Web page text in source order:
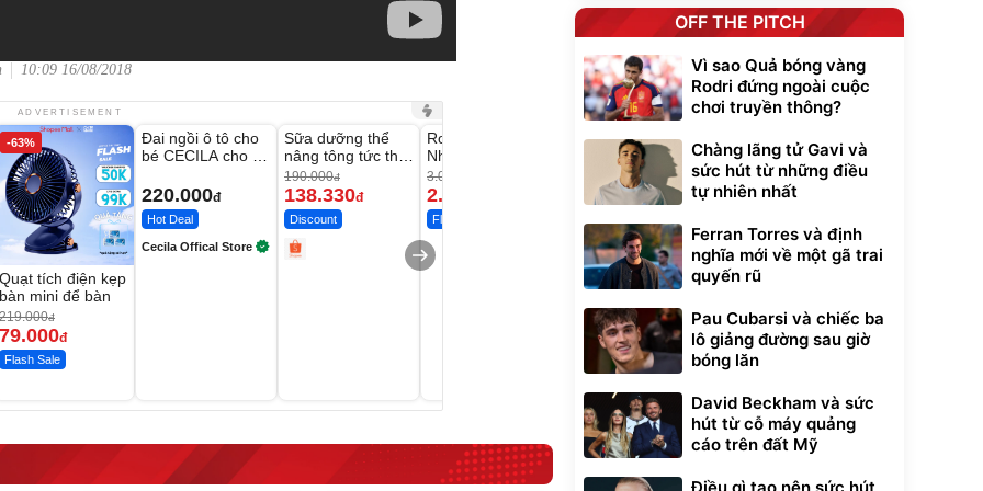
10:09 16/08/2018
ADVERTISEMENT
-63%
Quạt tích điện kẹp
bàn mini để bàn
219.000đ
79.000đ
Flash Sale
Đai ngồi ô tô cho
bé CECILA cho bé
220.000đ
Hot Deal
Cecila Offical Store
-27%
Sữa dưỡng thể
nâng tông tức thì
Vaseline Body
190.000đ
138.330đ
Discount
Robot Hút Bụi Lau
Nhà - D2-001 -
Thông Minh
3.000.000
2.200.000
Flash Sale
Unmute
Vali Bamozo
Khung Nhôm
9066 Size
20/24/28 Cao Cấp
1.000.000đ
825.000 đ
Lót ghế ôtô, nâng
giúp thoải mái
trong di chuyển
295.000đ
Đã bán nhiều
OFF THE PITCH
Vì sao Quả bóng vàng
Rodri đứng ngoài cuộc
chơi truyền thông?
Chàng lãng tử Gavi và
sức hút từ những điều
tự nhiên nhất
Ferran Torres và định
nghĩa mới về một gã trai
quyến rũ
Pau Cubarsi và chiếc ba
lô giảng đường sau giờ
bóng lăn
David Beckham và sức
hút từ cỗ máy quảng
cáo trên đất Mỹ
Điều gì tạo nên sức hút